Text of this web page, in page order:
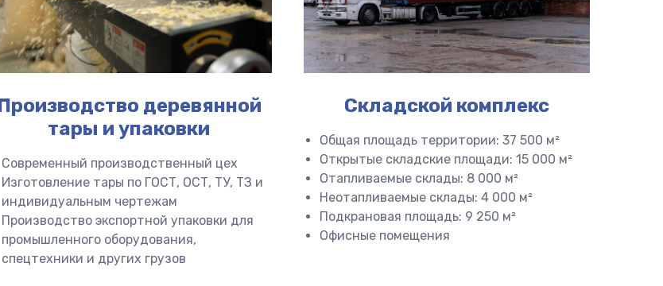
деревянной
тары и упаковки
Современный производственный цех
Изготовление тары по ГОСТ, ОСТ, ТУ, ТЗ и
индивидуальным чертежам
Производство экспортной упаковки для
промышленного оборудования,
спецтехники и других грузов
Складской комплекс
Общая площадь территории: 37 500 м²
Открытые складские площади: 15 000 м²
Отапливаемые склады: 8 000 м²
Неотапливаемые склады: 4 000 м²
Подкрановая площадь: 9 250 м²
Офисные помещения